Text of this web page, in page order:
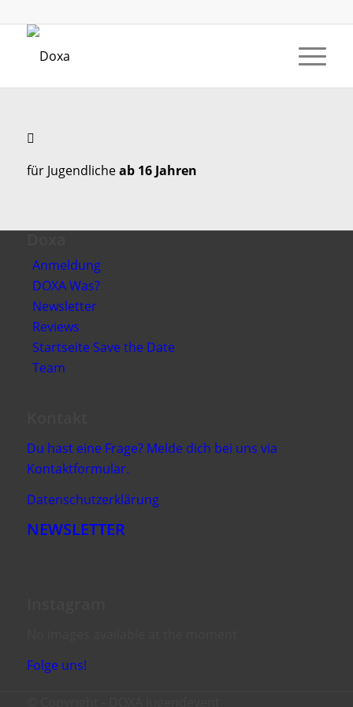
für Jugendlicheab 16 Jahren
Anmeldung
DOXA Was?
Newsletter
Reviews
Startseite Save the Date
Team
Du hast eine Frage? Melde dich bei uns via
Kontaktformular.
Datenschutzerklärung
NEWSLETTER
Folge uns!